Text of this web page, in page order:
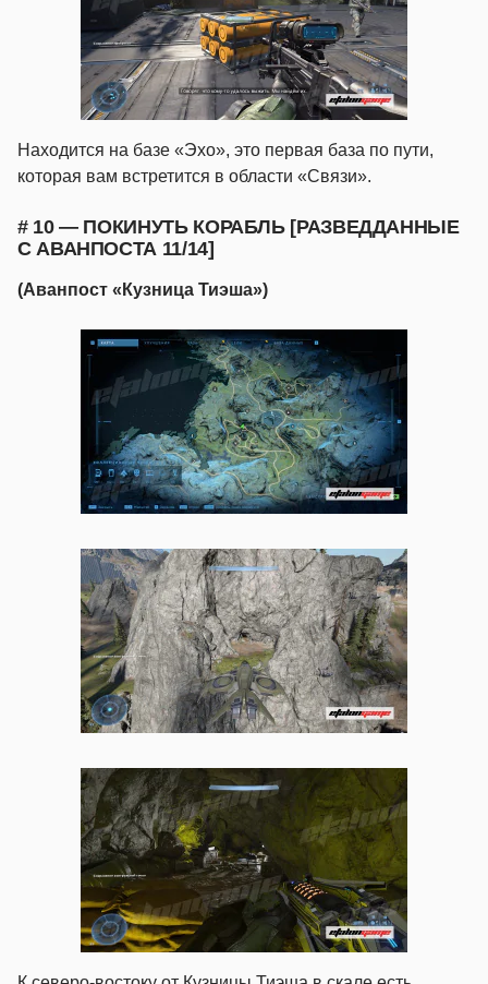
Находится на базе «Эхо», это первая база по пути,
которая вам встретится в области «Связи».
# 10 — ПОКИНУТЬ КОРАБЛЬ [РАЗВЕДДАННЫЕ
С АВАНПОСТА 11/14]
(Аванпост «Кузница Тиэша»)